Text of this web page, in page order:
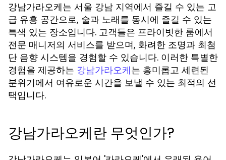
강남가라오케는 서울 강남 지역에서 즐길 수 있는 고
급 유흥 공간으로, 술과 노래를 동시에 즐길 수 있는
특색 있는 장소입니다. 고객들은 프라이빗한 룸에서
전문 매니저의 서비스를 받으며, 화려한 조명과 최첨
단 음향 시스템을 경험할 수 있습니다. 이러한 특별한
경험을 제공하는 강남가라오케는 흥미롭고 세련된
분위기에서 여유로운 시간을 보낼 수 있는 최적의 선
택입니다.
강남가라오케란 무엇인가?